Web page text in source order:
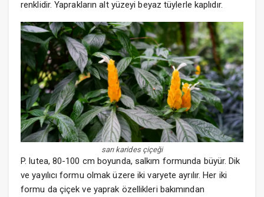
renklidir. Yaprakların alt yüzeyi beyaz tüylerle kaplıdır.
sarı karides çiçeği
P. lutea, 80-100 cm boyunda, salkım formunda büyür. Dik
ve yayılıcı formu olmak üzere iki varyete ayrılır. Her iki
formu da çiçek ve yaprak özellikleri bakımından